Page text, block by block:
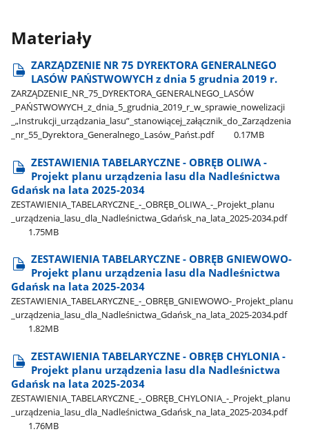
Materiały
ZARZĄDZENIE NR 75 DYREKTORA GENERALNEGO
LASÓW PAŃSTWOWYCH z dnia 5 grudnia 2019 r.
ZARZĄDZENIE​_NR​_75​_DYREKTORA​_GENERALNEGO​_LASÓW​
_PAŃSTWOWYCH​_z​_dnia​_5​_grudnia​_2019​_r​_w​_sprawie​_nowelizacji​
_„Instrukcji​_urządzania​_lasu”​_stanowiącej​_załącznik​_do​_Zarządzenia​
_nr​_55​_Dyrektora​_Generalnego​_Lasów​_Państ.pdf
0.17MB
ZESTAWIENIA TABELARYCZNE - OBRĘB OLIWA -
Projekt planu urządzenia lasu dla Nadleśnictwa
Gdańsk na lata 2025-2034
ZESTAWIENIA​_TABELARYCZNE​_-​_OBRĘB​_OLIWA​_-​_Projekt​_planu​
_urządzenia​_lasu​_dla​_Nadleśnictwa​_Gdańsk​_na​_lata​_2025-2034.pdf
1.75MB
ZESTAWIENIA TABELARYCZNE - OBRĘB GNIEWOWO-
Projekt planu urządzenia lasu dla Nadleśnictwa
Gdańsk na lata 2025-2034
ZESTAWIENIA​_TABELARYCZNE​_-​_OBRĘB​_GNIEWOWO-​_Projekt​_planu​
_urządzenia​_lasu​_dla​_Nadleśnictwa​_Gdańsk​_na​_lata​_2025-2034.pdf
1.82MB
ZESTAWIENIA TABELARYCZNE - OBRĘB CHYLONIA -
Projekt planu urządzenia lasu dla Nadleśnictwa
Gdańsk na lata 2025-2034
ZESTAWIENIA​_TABELARYCZNE​_-​_OBRĘB​_CHYLONIA​_-​_Projekt​_planu​
_urządzenia​_lasu​_dla​_Nadleśnictwa​_Gdańsk​_na​_lata​_2025-2034.pdf
1.76MB